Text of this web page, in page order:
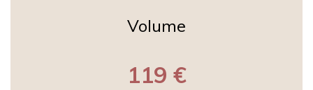
Volume
119 €